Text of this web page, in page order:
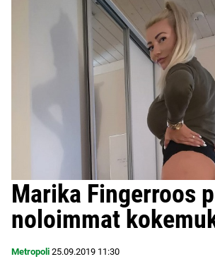
Marika Fingerroos
noloimmat
Metropoli 25.09.2019 11:30